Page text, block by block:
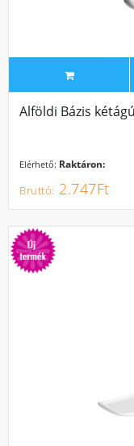
Alföldi Bázis
Elérhető: Raktáron:
2.747Ft